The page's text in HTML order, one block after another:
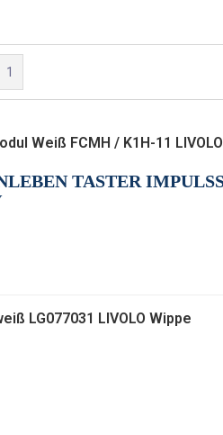
1
Weiß FCMH / K1H-11
TASTER
LG077031 LIVOLO Wippe